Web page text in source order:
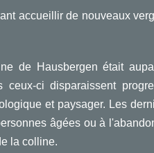
accueillir de nouveaux
de Hausbergen était
ceux-ci disparaissent
et paysager. Les
âgées ou à
la colline.